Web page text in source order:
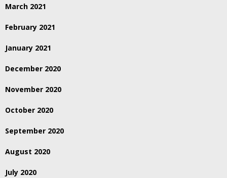
March 2021
February 2021
January 2021
December 2020
November 2020
October 2020
September 2020
August 2020
July 2020